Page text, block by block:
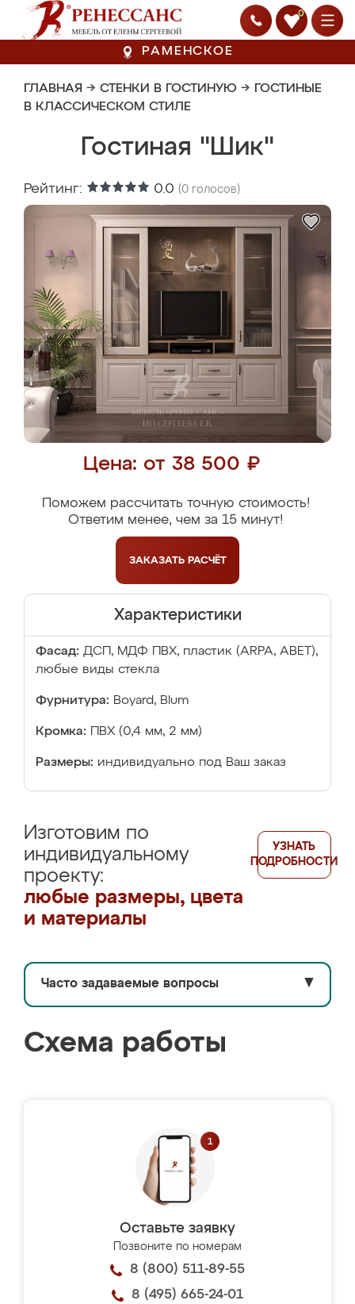
0
РАМЕНСКОЕ
ГЛАВНАЯ → СТЕНКИ В ГОСТИНУЮ → ГОСТИНЫЕ
В КЛАССИЧЕСКОМ СТИЛЕ
Гостиная "Шик"
Рейтинг: 0.0 (0 голосов)
Цена: от 38 500 ₽
Поможем рассчитать точную стоимость!
Ответим менее, чем за 15 минут!
ЗАКАЗАТЬ РАСЧЁТ
Характеристики
Фасад: ДСП, МДФ ПВХ, пластик (ARPA, ABET),
любые виды стекла
Фурнитура: Boyard, Blum
Кромка: ПВХ (0,4 мм, 2 мм)
Размеры: индивидуально под Ваш заказ
Изготовим по
индивидуальному
проекту:
любые размеры, цвета
и материалы
УЗНАТЬ
ПОДРОБНОСТИ
Часто задаваемые вопросы ▼
Схема работы
Оставьте заявку
Позвоните по номерам
8 (800) 511-89-55
8 (495) 665-24-01